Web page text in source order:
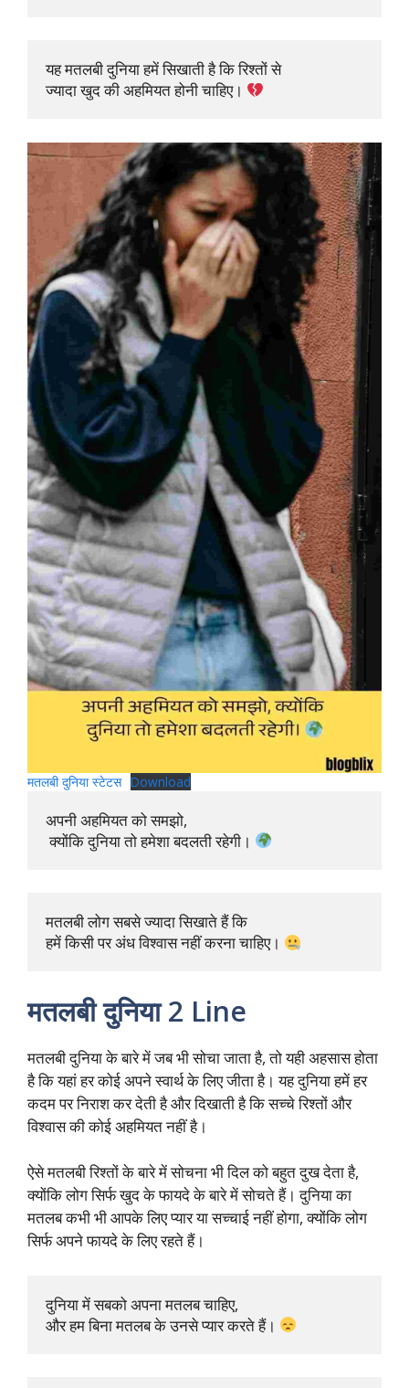
यह मतलबी दुनिया हमें सिखाती है कि रिश्तों से
ज्यादा खुद की अहमियत होनी चाहिए।
मतलबी दुनिया स्टेटस Download
अपनी अहमियत को समझो,
क्योंकि दुनिया तो हमेशा बदलती रहेगी।
मतलबी लोग सबसे ज्यादा सिखाते हैं कि
हमें किसी पर अंध विश्वास नहीं करना चाहिए।
मतलबी दुनिया 2 Line
मतलबी दुनिया के बारे में जब भी सोचा जाता है, तो यही अहसास होता
है कि यहां हर कोई अपने स्वार्थ के लिए जीता है। यह दुनिया हमें हर
कदम पर निराश कर देती है और दिखाती है कि सच्चे रिश्तों और
विश्वास की कोई अहमियत नहीं है।
ऐसे मतलबी रिश्तों के बारे में सोचना भी दिल को बहुत दुख देता है,
क्योंकि लोग सिर्फ खुद के फायदे के बारे में सोचते हैं। दुनिया का
मतलब कभी भी आपके लिए प्यार या सच्चाई नहीं होगा, क्योंकि लोग
सिर्फ अपने फायदे के लिए रहते हैं।
दुनिया में सबको अपना मतलब चाहिए,
और हम बिना मतलब के उनसे प्यार करते हैं।